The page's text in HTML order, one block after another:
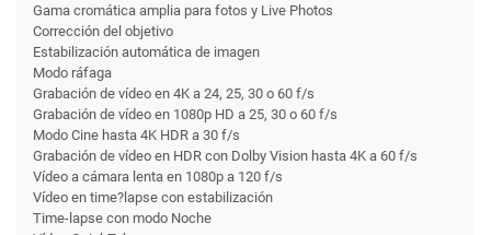
Gama cromática amplia para fotos y Live Photos
Corrección del objetivo
Estabilización automática de imagen
Modo ráfaga
Grabación de vídeo en 4K a 24, 25, 30 o 60 f/s
Grabación de vídeo en 1080p HD a 25, 30 o 60 f/s
Modo Cine hasta 4K HDR a 30 f/s
Grabación de vídeo en HDR con Dolby Vision hasta 4K a 60 f/s
Vídeo a cámara lenta en 1080p a 120 f/s
Vídeo en time?lapse con estabili­zación
Time-lapse con modo Noche